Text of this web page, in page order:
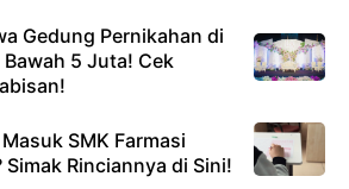
Gedung Pernikahan di
5 Juta! Cek
SMK Farmasi
Simak Rinciannya di Sini!